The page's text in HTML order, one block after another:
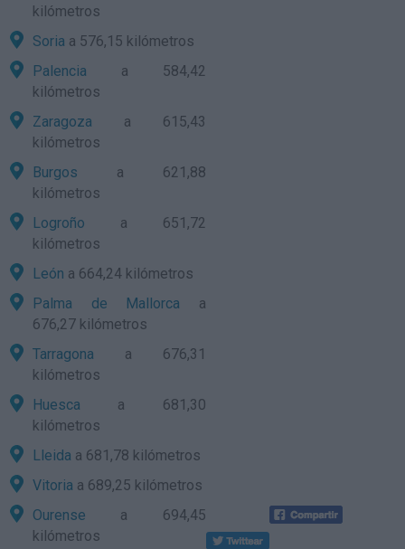
kilómetros
Soria a 576,15 kilómetros
Palencia a 584,42
kilómetros
Zaragoza a 615,43
kilómetros
Burgos a 621,88
kilómetros
Logroño a 651,72
kilómetros
León a 664,24 kilómetros
Palma de Mallorca a
676,27 kilómetros
Tarragona a 676,31
kilómetros
Huesca a 681,30
kilómetros
Lleida a 681,78 kilómetros
Vitoria a 689,25 kilómetros
Ourense a 694,45
kilómetros